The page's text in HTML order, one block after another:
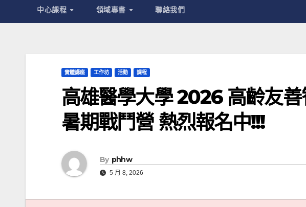
中心課程 領域專書 聯絡我們
實體講座 工作坊 活動 課程
高雄醫學大學 2026 高齡友
暑期戰鬥營 熱烈報名中!!!
By phhw
5 月 8, 2026